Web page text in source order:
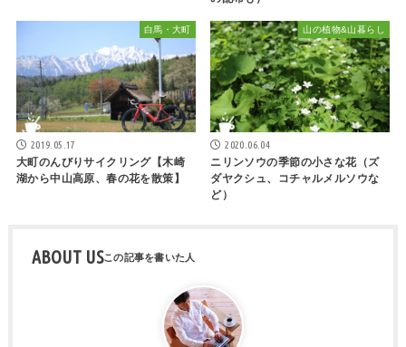
白馬・大町
2019.05.17
大町のんびりサイクリング【木崎
湖から中山高原、春の花を散策】
山の植物&山暮らし
2020.06.04
ニリンソウの季節の小さな花（ズ
ダヤクシュ、コチャルメルソウな
ど）
ABOUT US